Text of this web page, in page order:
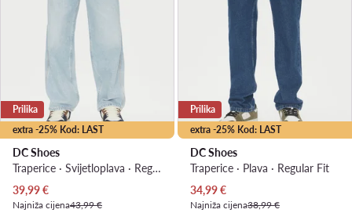
extra -25% Kod: LAST
Prilika
DC Shoes
Traperice · Svijetloplava · Regular Fit
Trenutna cijena
39,99€
Najniža cijena43,99 €
extra -25% Kod: LAST
Prilika
DC Shoes
Traperice · Plava · Regular Fit
Trenutna cijena
34,99€
Najniža cijena38,99 €